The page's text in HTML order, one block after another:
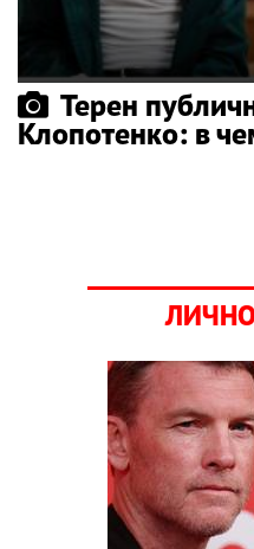
Терен
Клопотенко: в